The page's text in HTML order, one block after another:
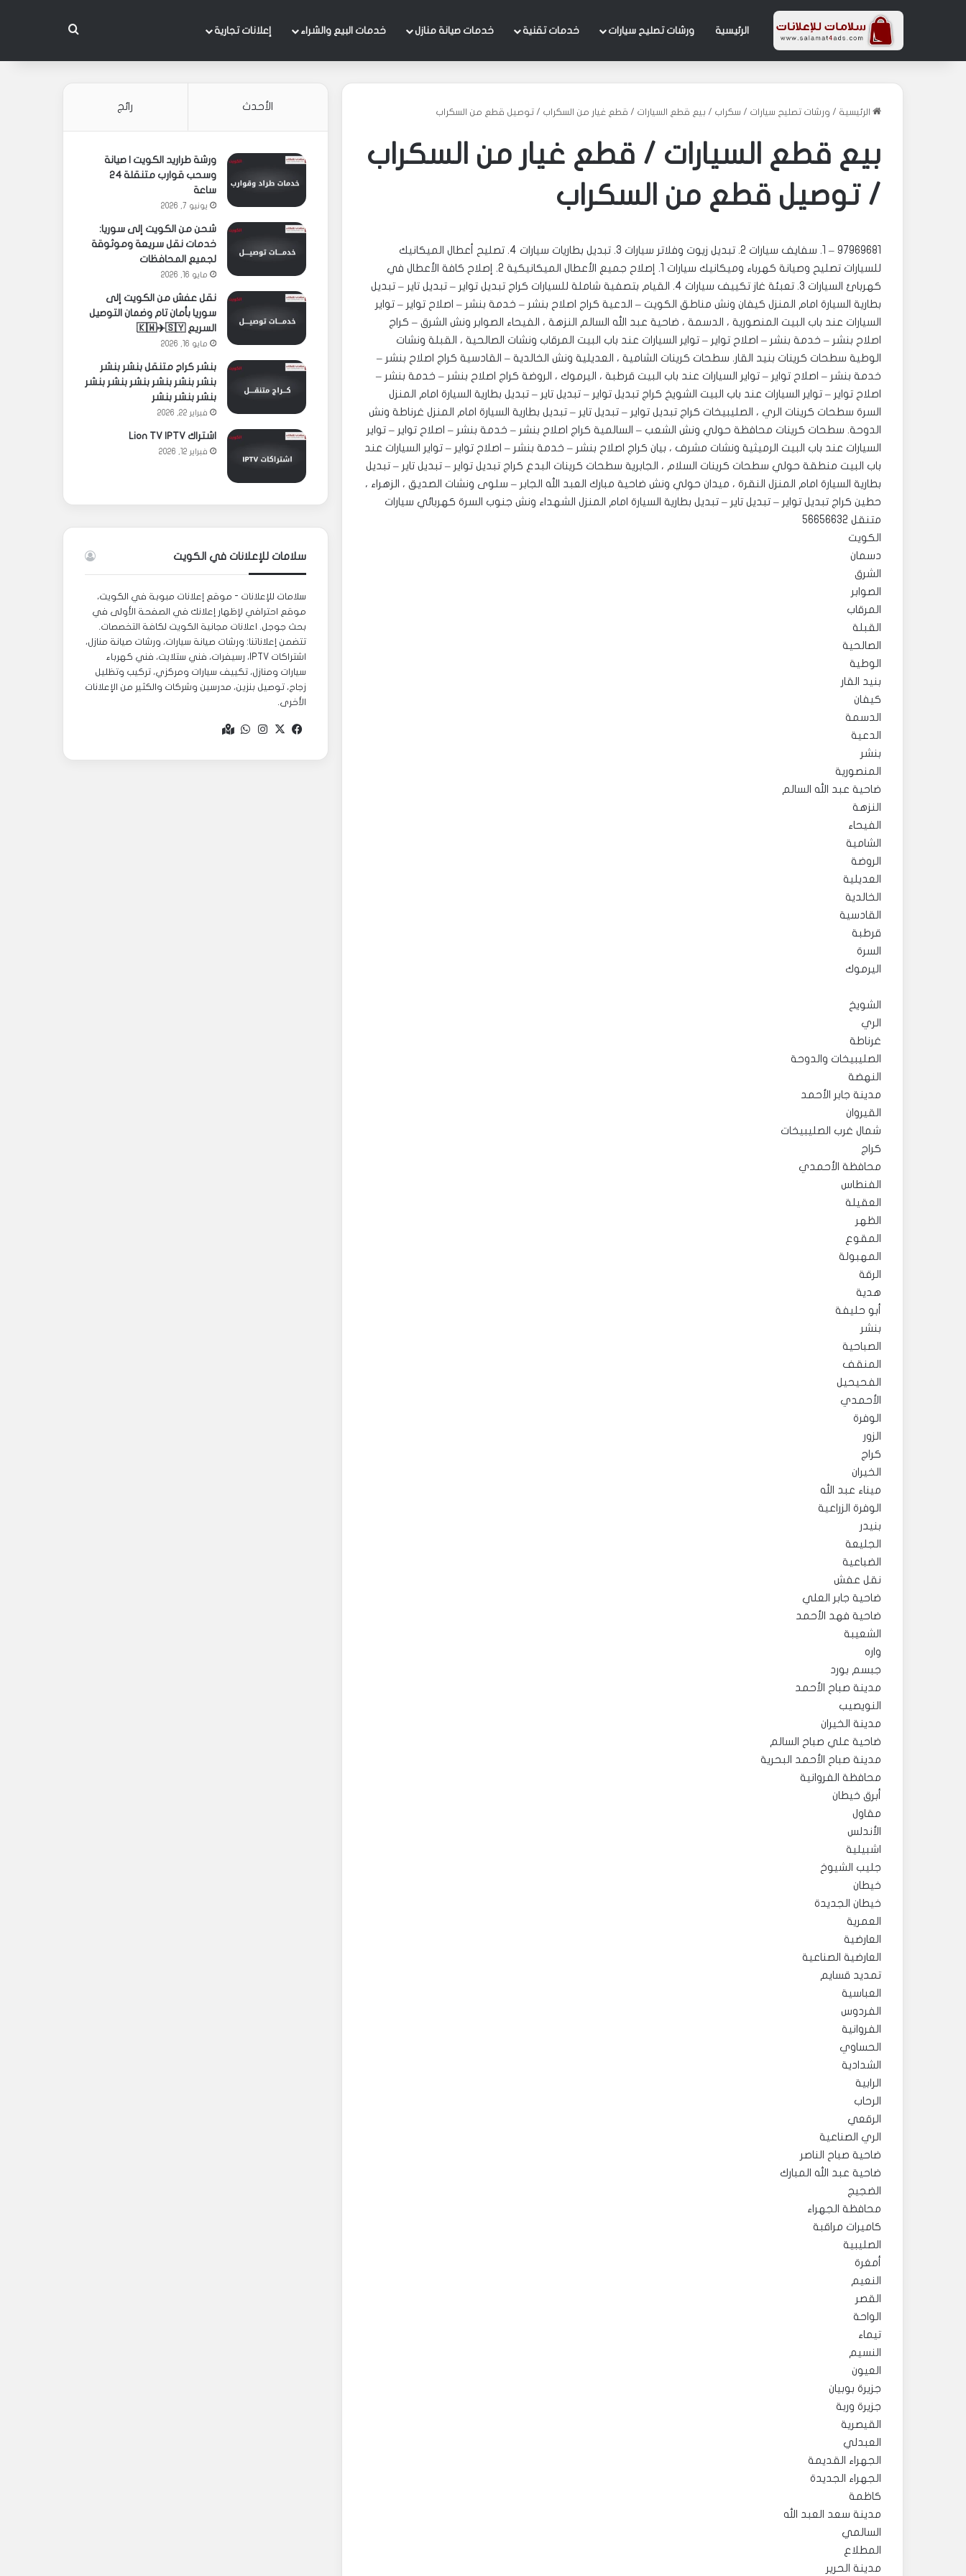
الرئيسية ورشات تصليح سيارات خدمات تقنية خدمات صيانة منازل خدمات البيع والشراء إعلانات تجارية بحث عن
الرئيسية / ورشات تصليح سيارات / سكراب / بيع قطع السيارات / قطع غيار من السكراب / توصيل قطع من السكراب
بيع قطع السيارات / قطع غيار من السكراب
/ توصيل قطع من السكراب
97969681 – 1. سفايف سيارات 2. تبديل زيوت وفلاتر سيارات 3. تبديل بطاريات سيارات 4. تصليح أعطال الميكانيك
للسيارات ‎تصليح وصيانة كهرباء وميكانيك سيارات 1. إصلاح جميع الأعطال الميكانيكية 2. إصلاح كافة الأعطال في
كهربائ السيارات 3. تعبئة غاز تكييف سيارات 4. القيام بتصفية شاملة للسيارات ‎كراج تبديل تواير – تبديل تاير – تبديل
بطارية السيارة امام المنزل كيفان ونش مناطق الكويت – الدعية كراج اصلاح بنشر – خدمة بنشر – اصلاح تواير – تواير
السيارات عند باب البيت المنصورية ، الدسمة ، ضاحية عبد الله السالم النزهة ، الفيحاء ‎الصوابر ونش الشرق – كراج
اصلاح بنشر – خدمة بنشر – اصلاح تواير – تواير السيارات عند باب البيت المرقاب ونشات الصالحية ، القبلة ونشات
الوطية سطحات كرينات بنيد القار. ‎سطحات كرينات الشامية ، العديلية ونش الخالدية – القادسية كراج اصلاح بنشر –
خدمة بنشر – اصلاح تواير – تواير السيارات عند باب البيت قرطبة ، اليرموك ، الروضة كراج اصلاح بنشر – خدمة بنشر –
اصلاح تواير – تواير السيارات عند باب البيت الشويخ كراج تبديل تواير – تبديل تاير – تبديل بطارية السيارة امام المنزل
السرة سطحات كرينات الري ، الصليبيخات كراج تبديل تواير – تبديل تاير – تبديل بطارية السيارة امام المنزل غرناطة ونش
الدوحة. ‎سطحات كرينات محافظة حولي ونش الشعب – السالمية كراج اصلاح بنشر – خدمة بنشر – اصلاح تواير – تواير
السيارات عند باب البيت الرميثية ونشات مشرف ، بيان كراج اصلاح بنشر – خدمة بنشر – اصلاح تواير – تواير السيارات عند
باب البيت منطقة حولي سطحات كرينات السلام ، الجابرية سطحات كرينات البدع كراج تبديل تواير – تبديل تاير – تبديل
بطارية السيارة امام المنزل النقرة ، ميدان حولي ونش ضاحية مبارك العبد الله الجابر – سلوى ونشات الصديق ، الزهراء ،
حطين كراج تبديل تواير – تبديل تاير – تبديل بطارية السيارة امام المنزل الشهداء ونش جنوب السرة كهربائي سيارات
متنقل 56656632
الكويت
دسمان
الشرق
الصوابر
المرقاب
القبلة
الصالحية
الوطية
بنيد القار
كيفان
الدسمة
الدعية
بنشر
المنصورية
ضاحية عبد الله السالم
النزهة
الفيحاء
الشامية
الروضة
العديلية
الخالدية
القادسية
قرطبة
السرة
اليرموك
الشويخ
الري
غرناطة
الصليبيخات والدوحة
النهضة
مدينة جابر الأحمد
القيروان
شمال غرب الصليبيخات
كراج
محافظة الأحمدي
الفنطاس
العقيلة
الظهر
المقوع
المهبولة
الرقة
هدية
أبو حليفة
بنشر
الصباحية
المنقف
الفحيحيل
الأحمدي
الوفرة
الزور
كراج
الخيران
ميناء عبد الله
الوفرة الزراعية
بنيدر
الجليعة
الضباعية
نقل عفش
ضاحية جابر العلي
ضاحية فهد الأحمد
الشعيبة
واره
جبسم بورد
مدينة صباح الأحمد
النويصيب
مدينة الخيران
ضاحية علي صباح السالم
مدينة صباح الأحمد البحرية
محافظة الفروانية
أبرق خيطان
مقاول
الأندلس
اشبيلية
جليب الشيوخ
خيطان
خيطان الجديدة
العمرية
العارضية
العارضية الصناعية
تمديد قسايم
العباسية
الفردوس
الفروانية
الحساوي
الشدادية
الرابية
الرحاب
الرقعي
الري الصناعية
ضاحية صباح الناصر
ضاحية عبد الله المبارك
الضجيج
محافظة الجهراء
كاميرات مراقبة
الصليبية
أمغرة
النعيم
القصر
الواحة
تيماء
النسيم
العيون
جزيرة بوبيان
جزيرة وربة
القيصرية
العبدلي
الجهراء القديمة
الجهراء الجديدة
كاظمة
مدينة سعد العبد الله
السالمي
المطلاع
مدينة الحرير
الأحدث رائج
ورشة طراريد الكويت | صيانة
وسحب قوارب متنقلة 24
ساعة
يونيو 7, 2026
شحن من الكويت إلى سوريا:
خدمات نقل سريعة وموثوقة
لجميع المحافظات
مايو 16, 2026
نقل عفش من الكويت إلى
سوريا بأمان تام وضمان التوصيل
السريع 🇰🇼✈️🇸🇾
مايو 16, 2026
بنشر كراج متنقل بنشر بنشر
بنشر بنشر بنشر بنشر بنشر بنشر
بنشر بنشر بنشر
فبراير 22, 2026
اشتراك Lion TV IPTV
فبراير 12, 2026
سلامات للإعلانات في الكويت
سلامات للإعلانات - موقع إعلانات مبوبة في الكويت،
موقع احترافي لإظهار إعلانك في الصفحة الأولى في
بحث جوجل. اعلانات مجانية الكويت لكافة التخصصات.
تتضمن إعلاناتنا: ورشات صيانة سيارات، ورشات صيانة منازل،
اشتراكات IPTV، رسيفرات، فني ستلايت، فني كهرباء
سيارات ومنازل، تكييف سيارات ومركزي، تركيب وتظليل
زجاج، توصيل بنزين، مدرسين وشركات والكثير من الإعلانات
الأخرى.
فيسبوك
‫X انستقرام
واتساب